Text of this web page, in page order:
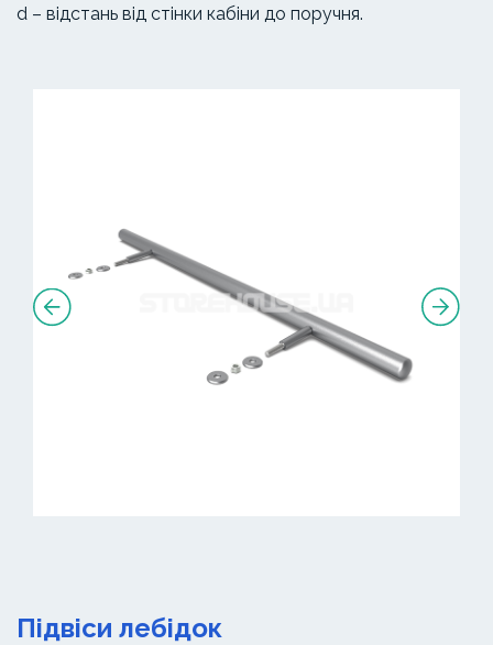
d – відстань від стінки кабіни до поручня.
Підвіси лебідок